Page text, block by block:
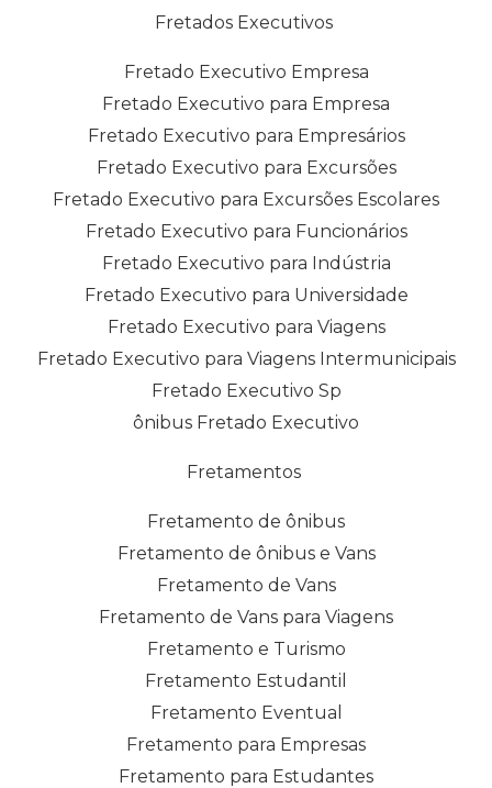
Fretados Executivos
Fretado Executivo Empresa
Fretado Executivo para Empresa
Fretado Executivo para Empresários
Fretado Executivo para Excursões
Fretado Executivo para Excursões Escolares
Fretado Executivo para Funcionários
Fretado Executivo para Indústria
Fretado Executivo para Universidade
Fretado Executivo para Viagens
Fretado Executivo para Viagens Intermunicipais
Fretado Executivo Sp
ônibus Fretado Executivo
Fretamentos
Fretamento de ônibus
Fretamento de ônibus e Vans
Fretamento de Vans
Fretamento de Vans para Viagens
Fretamento e Turismo
Fretamento Estudantil
Fretamento Eventual
Fretamento para Empresas
Fretamento para Estudantes